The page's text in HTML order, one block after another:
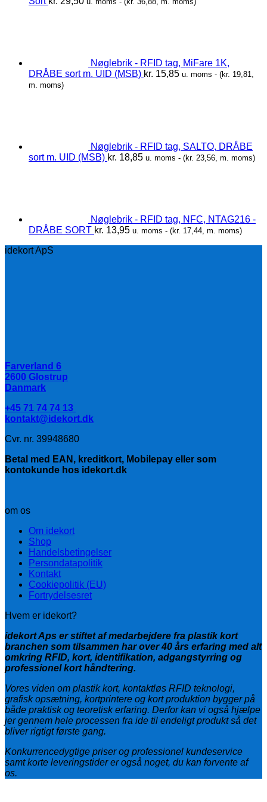
Nøglebrik - RFID tag, MiFare 1K,
DRÅBE sort m. UID (MSB) kr. 15,85 u. moms - (kr. 19,81,
m. moms)
Nøglebrik - RFID tag, SALTO, DRÅBE
sort m. UID (MSB) kr. 18,85 u. moms - (kr. 23,56, m. moms)
Nøglebrik - RFID tag, NFC, NTAG216 -
DRÅBE SORT kr. 13,95 u. moms - (kr. 17,44, m. moms)
idekort ApS
Farverland 6
2600 Glostrup
Danmark
+45 71 74 74 13
kontakt@idekort.dk
Cvr. nr. 39948680
Betal med EAN, kreditkort, Mobilepay eller som
kontokunde hos idekort.dk
om os
Om idekort
Shop
Handelsbetingelser
Persondatapolitik
Kontakt
Cookiepolitik (EU)
Fortrydelsesret
Hvem er idekort?
idekort Aps er stiftet af medarbejdere fra plastik kort
branchen som tilsammen har over 40 års erfaring med alt
omkring RFID, kort, identifikation, adgangstyrring og
professionel kort håndtering.
Vores viden om plastik kort, kontaktløs RFID teknologi,
grafisk opsætning, kortprintere og kort produktion bygger på
både praktisk og teoretisk erfaring. Derfor kan vi også hjælpe
jer gennem hele processen fra ide til endeligt produkt så det
bliver rigtigt første gang.
Konkurrencedygtige priser og professionel kundeservice
samt korte leveringstider er også noget, du kan forvente af
os.